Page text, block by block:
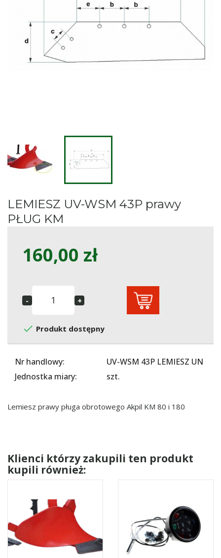
LEMIESZ UV-WSM 43P prawy
PŁUG KM
160,00 zł
 Produkt dostępny
Nr handlowy:
UV-WSM 43P LEMIESZ UN
Jednostka miary:
szt.
Lemiesz prawy pługa obrotowego Akpil KM 80 i 180
Klienci którzy zakupili ten produkt
kupili również: